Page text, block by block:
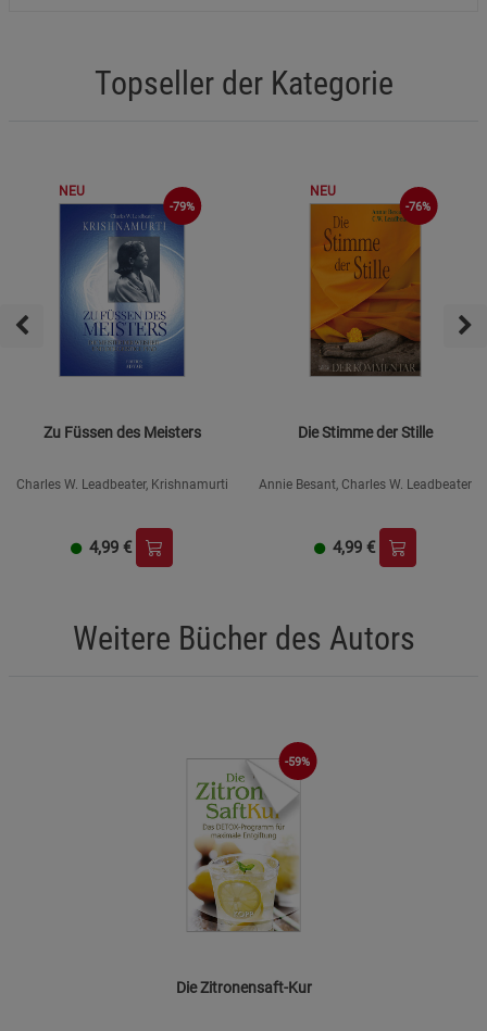
Topseller der Kategorie
NEU
-79%
Zu Füssen des Meisters
Charles W. Leadbeater, Krishnamurti
4,99 €
NEU
-76%
Die Stimme der Stille
Annie Besant, Charles W. Leadbeater
4,99 €
Weitere Bücher des Autors
-59%
Die Zitronensaft-Kur